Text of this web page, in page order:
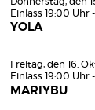
Einlass 19:00
YOLA
Freitag, den 16.
Einlass 19:00
MARIYBU